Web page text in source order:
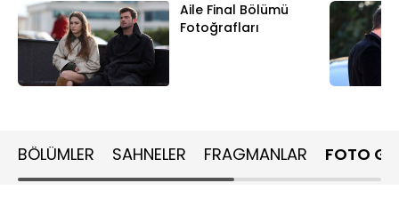
Aile Final Bölümü
Fotoğrafları
BÖLÜMLER SAHNELER FRAGMANLAR FOTO